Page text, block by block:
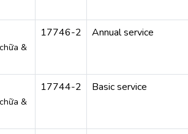
&
17746-2 Annual service
&
17744-2 Basic service